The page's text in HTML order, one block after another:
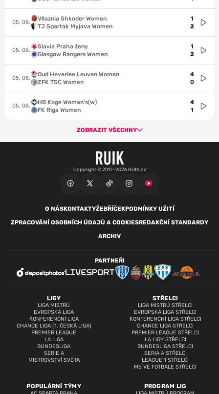
05. 08.
Vllaznia Shkoder Women
TJ Spartak Myjava Women
1
2
05. 08.
Slavia Praha ženy
Glasgow Rangers Women
1
2
05. 08.
Oud Heverlee Leuven Women
ZFK TSC Women
4
0
05. 08.
HB Koge Woman's(w)
FK Riga Women
4
1
ZOBRAZIT VŠECHNY
Copyright © 2017–2026 RUIK.cz
O NÁSKONTAKTYŽEBŘÍČEKPODMÍNKY UŽITÍ
ZPRACOVÁNÍ OSOBNÍCH ÚDAJŮ A COOKIESREDAKČNÍ STANDARDY
ARCHIV
LIGY
LIGA MISTRŮ
EVROPSKÁ LIGA
KONFERENČNÍ LIGA
CHANCE LIGA (1. ČESKÁ LIGA)
PREMIER LEAGUE
LA LIGA
BUNDESLIGA
SERIE A
MISTROVSTVÍ SVĚTA
STŘELCI
LIGA MISTRŮ STŘELCI
EVROPSKÁ LIGA STŘELCI
KONFERENČNÍ LIGA STŘELCI
CHANCE LIGA STŘELCI
PREMIER LEAGUE STŘELCI
LA LIGY STŘELCI
BUNDESLIGA STŘELCI
SERIA A STŘELCI
LEAGUE 1 STŘELCI
MS VE FOTBALE STŘELCI
POPULÁRNÍ TÝMY PROGRAM LIG
PARTNEŘI